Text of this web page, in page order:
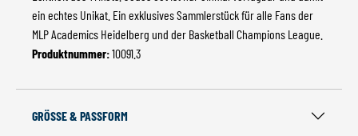
ein echtes Unikat. Ein exklusives Sammlerstück für alle Fans der
MLP Academics Heidelberg und der Basketball Champions League.
Produktnummer:10091.3
GRÖSSE & PASSFORM